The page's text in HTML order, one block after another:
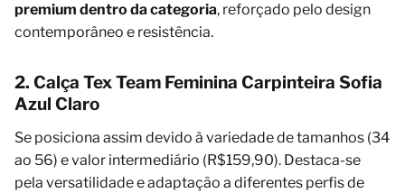
premium dentro da categoria, reforçado pelo design
contemporâneo e resistência.
2. Calça Tex Team Feminina Carpinteira Sofia
Azul Claro
Se posiciona assim devido à variedade de tamanhos (34
ao 56) e valor intermediário (R$159,90). Destaca-se
pela versatilidade e adaptação a diferentes perfis de